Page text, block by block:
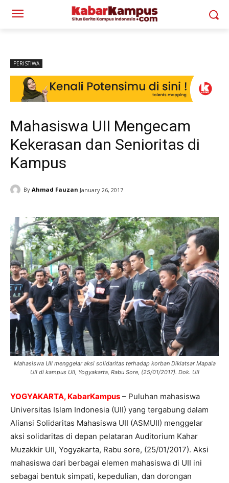
PERISTIWA
Mahasiswa UII Mengecam
Kekerasan dan Senioritas di
Kampus
By Ahmad Fauzan January 26, 2017
Mahasiswa UII menggelar aksi solidaritas terhadap korban Diklatsar Mapala
UII di kampus UII, Yogyakarta, Rabu Sore, (25/01/2017). Dok. UII
YOGYAKARTA, KabarKampus – Puluhan mahasiswa
Universitas Islam Indonesia (UII) yang tergabung dalam
Aliansi Solidaritas Mahasiswa UII (ASMUII) menggelar
aksi solidaritas di depan pelataran Auditorium Kahar
Muzakkir UII, Yogyakarta, Rabu sore, (25/01/2017). Aksi
mahasiswa dari berbagai elemen mahasiswa di UII ini
sebagai bentuk simpati, kepedulian, dan dorongan